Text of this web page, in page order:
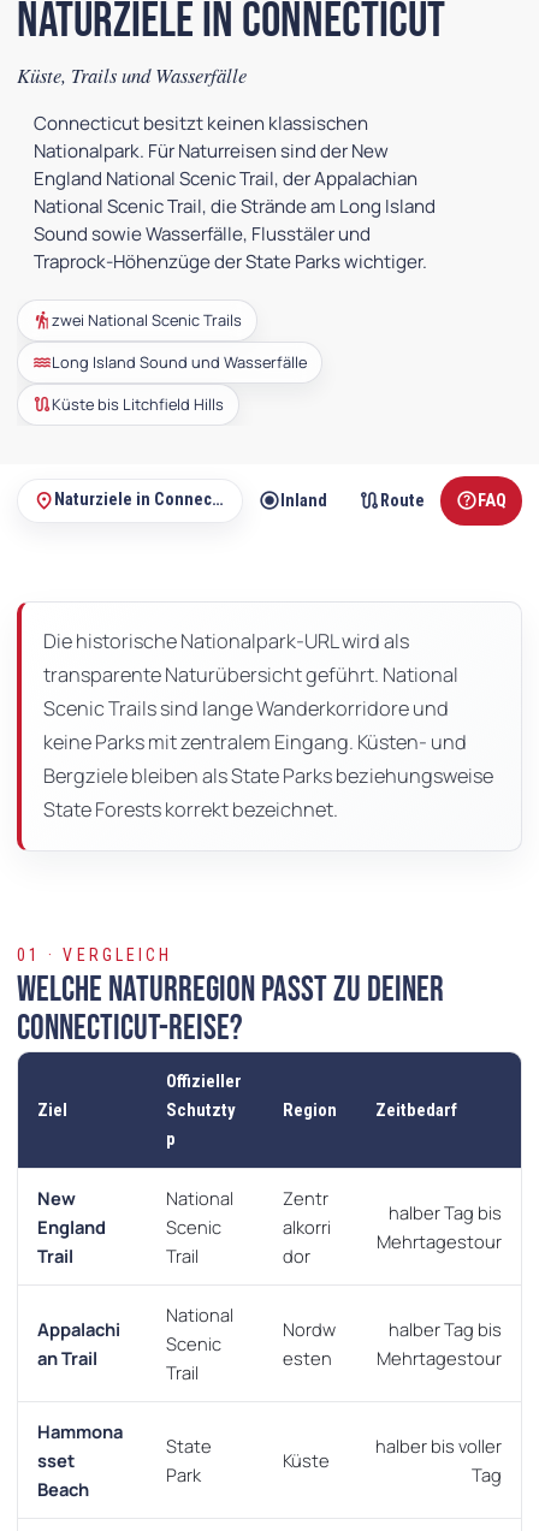
Naturziele in Connecticut
Küste, Trails und Wasserfälle
Connecticut besitzt keinen klassischen
Nationalpark. Für Naturreisen sind der New
England National Scenic Trail, der Appalachian
National Scenic Trail, die Strände am Long Island
Sound sowie Wasserfälle, Flusstäler und
Traprock-Höhenzüge der State Parks wichtiger.
hikingzwei National Scenic Trails
waterLong Island Sound und Wasserfälle
routeKüste bis Litchfield Hills
dieser
Seite
place Naturziele in Connecticut
radio_button_checkedTrails radio_button_checkedKüste radio_button_checked Inland route Route help FAQ
Die historische Nationalpark-URL wird als
transparente Naturübersicht geführt. National
Scenic Trails sind lange Wanderkorridore und
keine Parks mit zentralem Eingang. Küsten- und
Bergziele bleiben als State Parks beziehungsweise
State Forests korrekt bezeichnet.
01 · VERGLEICH
Welche Naturregion passt zu deiner
Connecticut-Reise?
Ziel
Offizieller
Schutzty
p
Region Zeitbedarf
New
England
Trail
National
Scenic
Trail
Zentr
alkorri
dor
halber Tag bis
Mehrtagestour
Appalachi
an Trail
National
Scenic
Trail
Nordw
esten
halber Tag bis
Mehrtagestour
Hammona
sset
Beach
State
Park
Küste
halber bis voller
Tag